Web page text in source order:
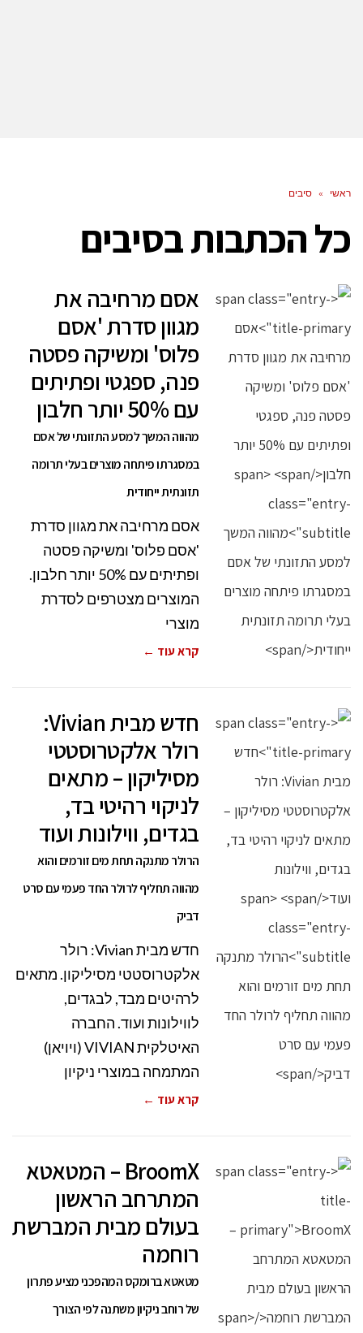
ראשי » סיבים
כל הכתבות בסיבים
אסם מרחיבה את
מגוון סדרת 'אסם
פלוס' ומשיקה פסטה
פנה, ספגטי ופתיתים
עם 50% יותר חלבון
מהווה המשך למסע התזונתי של אסם
במסגרתו פיתחה מוצרים בעלי תרומה
תזונתית ייחודית
אסם מרחיבה את מגוון סדרת
'אסם פלוס' ומשיקה פסטה
ופתיתים עם 50% יותר חלבון.
המוצרים מצטרפים לסדרת
מוצרי
קרא עוד ←
חדש מבית Vivian:
רולר אלקטרוסטטי
מסיליקון – מתאים
לניקוי רהיטי בד,
בגדים, ווילונות ועוד
הרולר מתנקה תחת מים זורמים והוא
מהווה תחליף לרולר החד פעמי עם סרט
דביק
חדש מבית Vivian: רולר
אלקטרוסטטי מסיליקון. מתאים
לרהיטים מבד, לבגדים,
לווילונות ועוד. החברה
האיטלקית VIVIAN (ויויאן)
המתמחה במוצרי ניקיון
קרא עוד ←
BroomX – המטאטא
המתרחב הראשון
בעולם מבית המברשת
רוחמה
מטאטא ברומקס המהפכני מציע פתרון
של רוחב ניקיון משתנה לפי הצורך